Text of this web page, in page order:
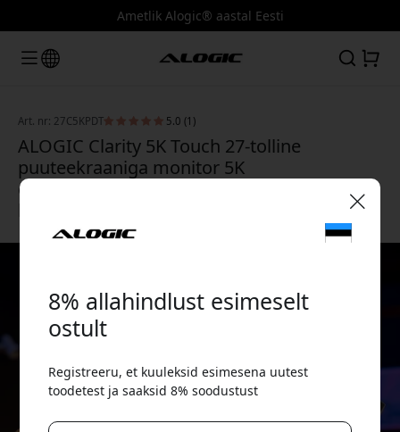
Ametlik Alogic® aastal Eesti
Art. nr: 27C5KPDT 5.0 (1)
ALOGIC Clarity 5K Touch 27-tolline
puuteekraaniga monitor 5K
eraldusvõimega, USB-C ja MPP 2.0 toega
8% allahindlust esimeselt
ostult
Registreeru, et kuuleksid esimesena uutest
toodetest ja saaksid 8% soodustust
🎉 Sinu sooduskood:
Kasuta seda koodi kassas, et saada 8%
allahindlust.